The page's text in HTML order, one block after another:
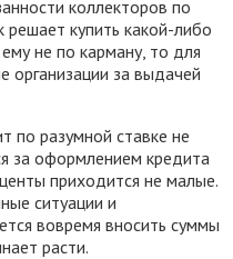
коллекторов по
решает купить какой-либо
не по карману, то для
организации за выдачей
по разумной ставке не
за оформлением кредита
приходится не малые.
ситуации и
вовремя вносить суммы
расти.